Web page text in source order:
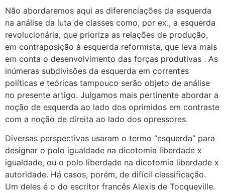
Não abordaremos aqui as diferenciações da esquerda
na análise da luta de classes como, por ex., a esquerda
revolucionária, que prioriza as relações de produção,
em contraposição à esquerda reformista, que leva mais
em conta o desenvolvimento das forças produtivas . As
inúmeras subdivisões da esquerda em correntes
políticas e teóricas tampouco serão objeto de análise
no presente artigo. Julgamos mais pertinente abordar a
noção de esquerda ao lado dos oprimidos em contraste
com a noção de direita ao lado dos opressores.
Diversas perspectivas usaram o termo “esquerda” para
designar o polo igualdade na dicotomia liberdade x
igualdade, ou o polo liberdade na dicotomia liberdade x
autoridade. Há casos, porém, de difícil classificação.
Um deles é o do escritor francês Alexis de Tocqueville.